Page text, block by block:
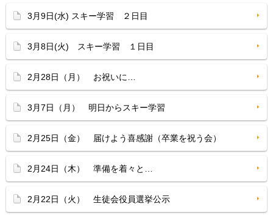
3月9日(水) スキー学習 ２日目
3月8日(火) スキー学習 １日目
2月28日（月） お祝いに…
3月7日（月） 明日からスキー学習
2月25日（金） 届けよう喜感謝（卒業を祝う会）
2月24日（木） 準備を着々と…
2月22日（火） 生徒会役員選挙公示